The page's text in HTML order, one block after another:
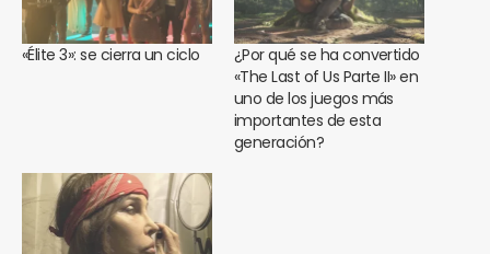
«Élite 3»: se cierra un ciclo
¿Por qué se ha convertido
«The Last of Us Parte II» en
uno de los juegos más
importantes de esta
generación?